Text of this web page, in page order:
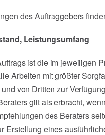
des Auftraggebers
Leistungsumfang
ist die im jeweiligen
Arbeiten mit größter
von Dritten zur
gilt als erbracht,
des Beraters
Erstellung eines